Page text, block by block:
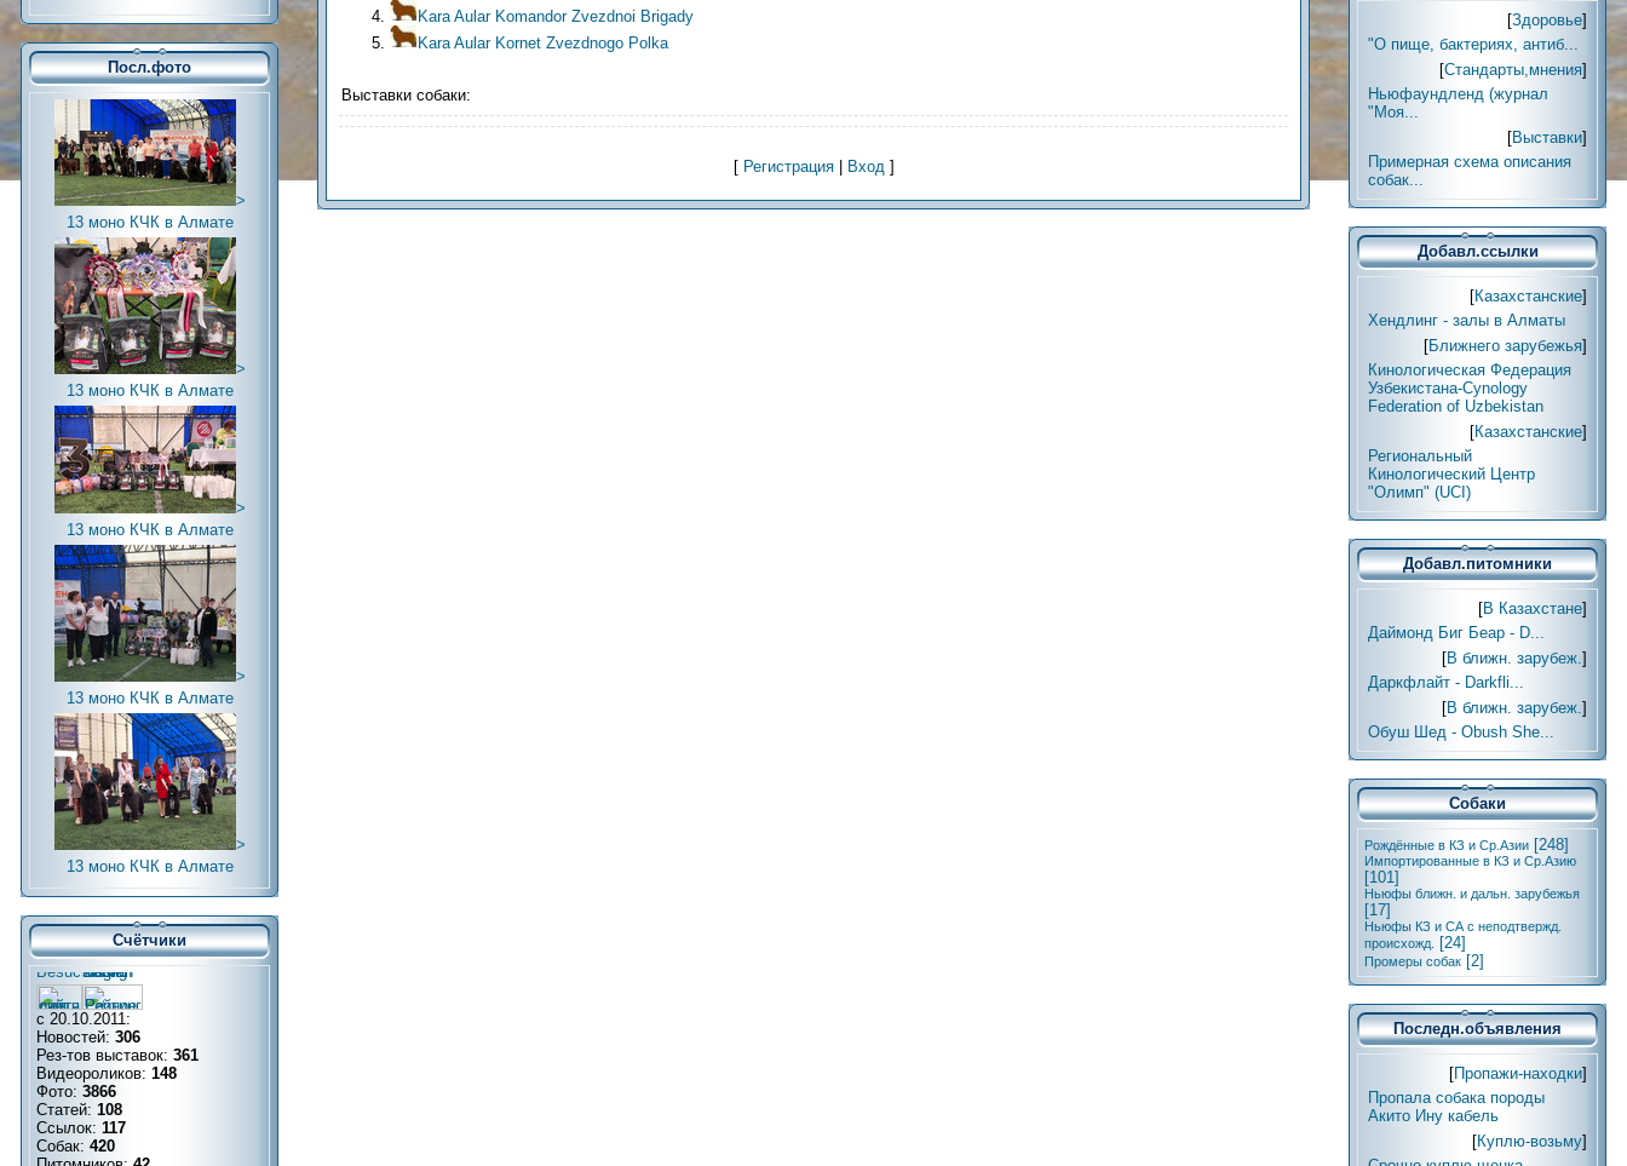
Посл.фото
>
13 моно КЧК в Алмате
>
13 моно КЧК в Алмате
>
13 моно КЧК в Алмате
>
13 моно КЧК в Алмате
>
13 моно КЧК в Алмате
Счётчики
с 20.10.2011:
Новостей: 306
Рез-тов выставок: 361
Видеороликов: 148
Фото: 3866
Статей: 108
Ссылок: 117
Собак: 420
Kara Aular Komandor Zvezdnoi Brigady
Kara Aular Kornet Zvezdnogo Polka
Выставки собаки:
[ Регистрация| Вход ]
[Здоровье]
"О пище, бактериях, антиб...
[Стандарты,мнения]
Ньюфаундленд (журнал
"Моя...
[Выставки]
Примерная схема описания
собак...
Добавл.ссылки
[Казахстанские]
Хендлинг - залы в Алматы
[Ближнего зарубежья]
Кинологическая Федерация
Узбекистана-Cynology
Federation of Uzbekistan
[Казахстанские]
Региональный
Кинологический Центр
"Олимп" (UCI)
Добавл.питомники
[В Казахстане]
Даймонд Биг Беар - D...
[В ближн. зарубеж.]
Даркфлайт - Darkfli...
[В ближн. зарубеж.]
Обуш Шед - Obush She...
Собаки
Рождённые в КЗ и Ср.Азии [248]
Импортированные в КЗ и Ср.Азию
[101]
Ньюфы ближн. и дальн. зарубежья
[17]
Ньюфы КЗ и СА с неподтвержд.
происхожд.
[24]
Промеры собак [2]
Последн.объявления
[Пропажи-находки]
Пропала собака породы
Акито Ину кабель
[Куплю-возьму]